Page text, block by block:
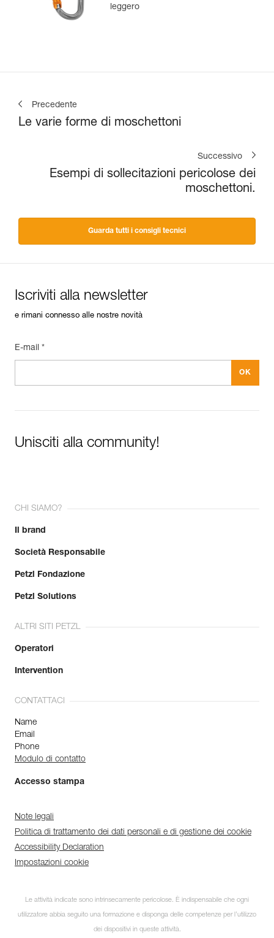
leggero
Precedente
Le varie forme di moschettoni
Successivo
Esempi di sollecitazioni pericolose dei
moschettoni.
Guarda tutti i consigli tecnici
Iscriviti alla newsletter
e rimani connesso alle nostre novità
E-mail *
Unisciti alla community!
CHI SIAMO?
Il brand
Società Responsabile
Petzl Fondazione
Petzl Solutions
ALTRI SITI PETZL
Operatori
Intervention
CONTATTACI
Name
Email
Phone
Modulo di contatto
Accesso stampa
Note legali
Politica di trattamento dei dati personali e di gestione dei cookie
Accessibility Declaration
Impostazioni cookie
Le attività indicate sono intrinsecamente pericolose. È indispensabile che ogni
utilizzatore abbia seguito una formazione e disponga delle competenze per l’utilizzo
dei dispositivi in queste attività.